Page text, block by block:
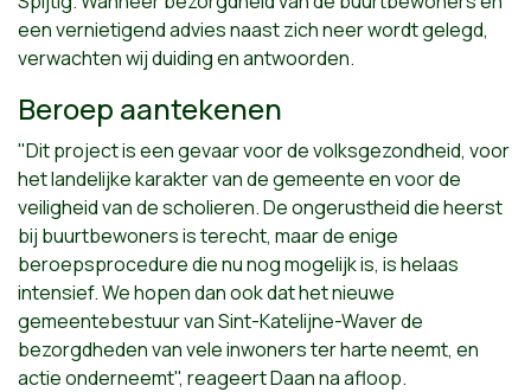
een vernietigend advies naast zich neer wordt gelegd,
verwachten wij duiding en antwoorden.
Beroep aantekenen
"Dit project is een gevaar voor de volksgezondheid, voor
het landelijke karakter van de gemeente en voor de
veiligheid van de scholieren. De ongerustheid die heerst
bij buurtbewoners is terecht, maar de enige
beroepsprocedure die nu nog mogelijk is, is helaas
intensief. We hopen dan ook dat het nieuwe
gemeentebestuur van Sint-Katelijne-Waver de
bezorgdheden van vele inwoners ter harte neemt, en
actie onderneemt", reageert Daan na afloop.